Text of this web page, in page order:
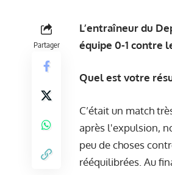
Partager
L’entraîneur du
équipe 0-1 contre
Quel est votre
C’était un match
après l'expulsion,
peu de choses
rééquilibrées. Au